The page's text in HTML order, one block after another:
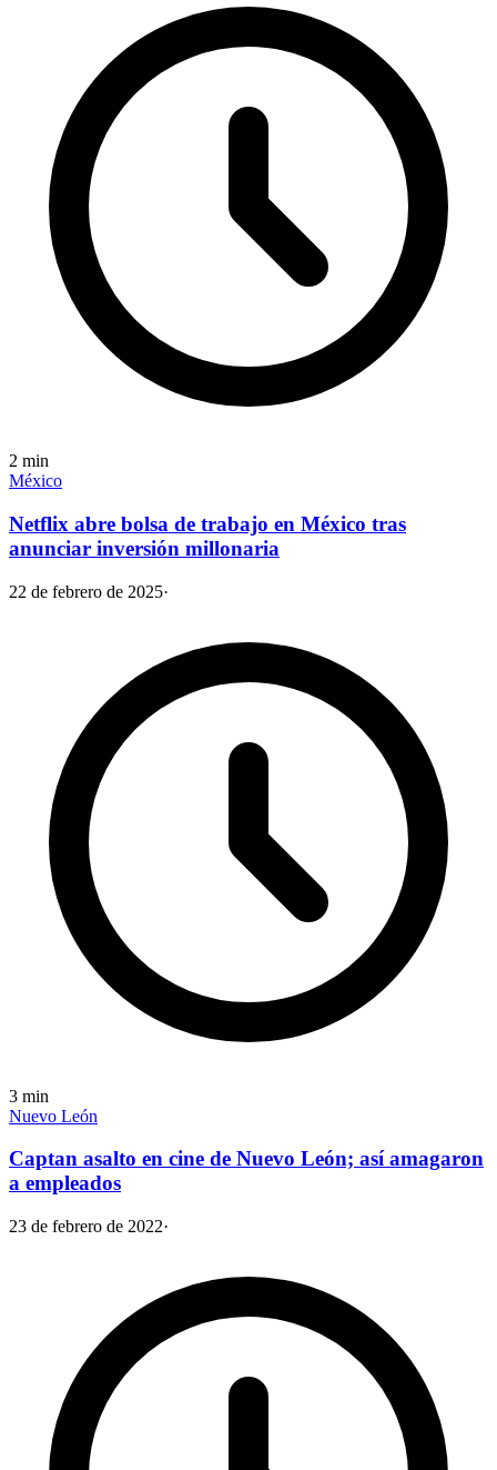
2 min
México
Netflix abre bolsa de trabajo en México tras
anunciar inversión millonaria
22 de febrero de 2025·
3 min
Nuevo León
Captan asalto en cine de Nuevo León; así amagaron
a empleados
23 de febrero de 2022·